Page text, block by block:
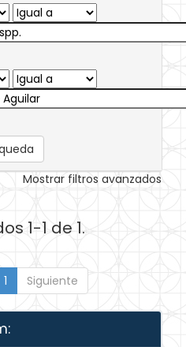
Mostrar filtros avanzados
1-1 de 1.
1 Siguiente